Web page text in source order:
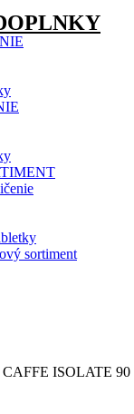
sortiment
ISOLATE 90